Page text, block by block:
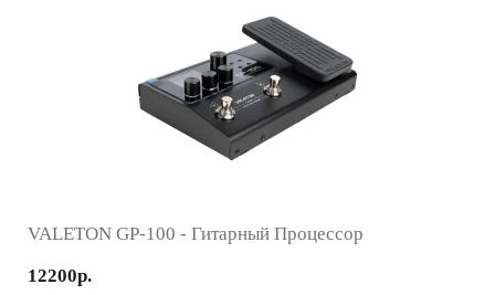
VALETON GP-100 - Гитарный Процессор
12200р.